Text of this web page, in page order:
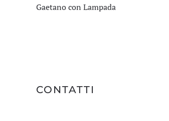
Gaetano con Lampada
CONTATTI